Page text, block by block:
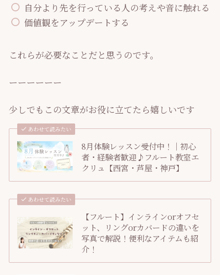
自分より先を行っている人の考えや音に触れる
価値観をアップデートする
これらが必要なことだと思うのです。
ーーーーーー
少しでもこの文章がお役に立てたら嬉しいです
あわせて読みたい
8月体験レッスン受付中！｜初心
者・経験者歓迎♪フルート教室エ
クリュ【西宮・芦屋・神戸】
あわせて読みたい
【フルート】インラインorオフセ
ット、リングorカバードの違いを
写真で解説！便利なアイテムも紹
介！